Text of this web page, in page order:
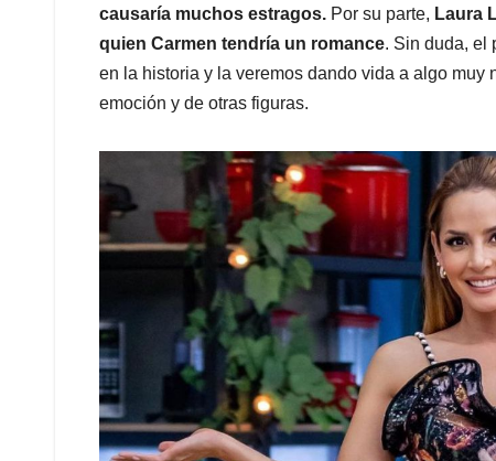
causaría muchos estragos. Por su parte, Laura
quien Carmen tendría un romance. Sin duda, el
en la historia y la veremos dando vida a algo muy
emoción y de otras figuras.